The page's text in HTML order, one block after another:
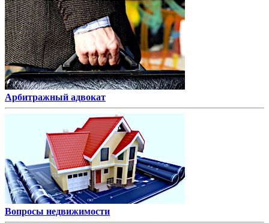
Арбитражный адвокат
Вопросы недвижимости